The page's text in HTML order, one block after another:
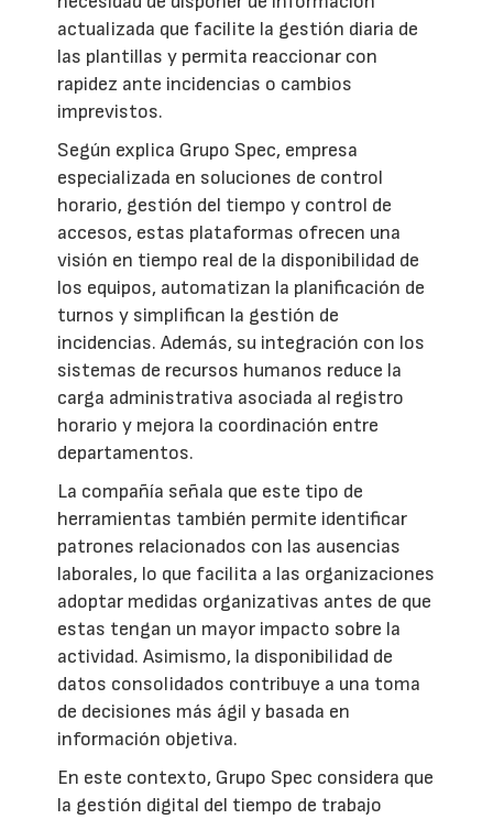
actualizada que facilite la gestión diaria de
las plantillas y permita reaccionar con
rapidez ante incidencias o cambios
imprevistos.
Según explica Grupo Spec, empresa
especializada en soluciones de control
horario, gestión del tiempo y control de
accesos, estas plataformas ofrecen una
visión en tiempo real de la disponibilidad de
los equipos, automatizan la planificación de
turnos y simplifican la gestión de
incidencias. Además, su integración con los
sistemas de recursos humanos reduce la
carga administrativa asociada al registro
horario y mejora la coordinación entre
departamentos.
La compañía señala que este tipo de
herramientas también permite identificar
patrones relacionados con las ausencias
laborales, lo que facilita a las organizaciones
adoptar medidas organizativas antes de que
estas tengan un mayor impacto sobre la
actividad. Asimismo, la disponibilidad de
datos consolidados contribuye a una toma
de decisiones más ágil y basada en
información objetiva.
En este contexto, Grupo Spec considera que
la gestión digital del tiempo de trabajo